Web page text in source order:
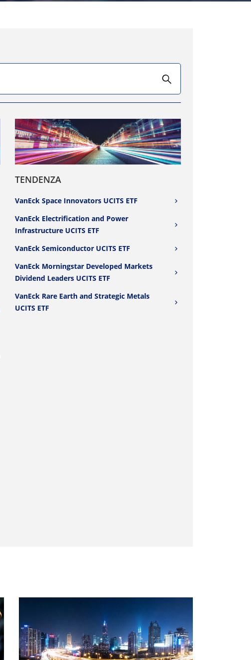
TENDENZA
VanEck Space Innovators UCITS ETF
VanEck Electrification and Power
Infrastructure UCITS ETF
VanEck Semiconductor UCITS ETF
VanEck Morningstar Developed Markets
Dividend Leaders UCITS ETF
VanEck Rare Earth and Strategic Metals
UCITS ETF